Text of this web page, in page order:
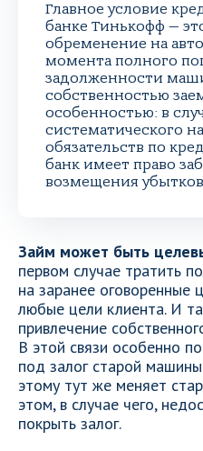
Главное условие
банке Тинькофф —
обременение на
момента полного
задолженности
собственностью
особенностью: в
систематического
обязательств по
банк имеет право
возмещения
Займ может быть
первом случае тратить
на заранее оговоренные
любые цели клиента. И
привлечение
В этой связи особенно
под залог старой
этому тут же меняет
этом, в случае чего,
покрыть залог.